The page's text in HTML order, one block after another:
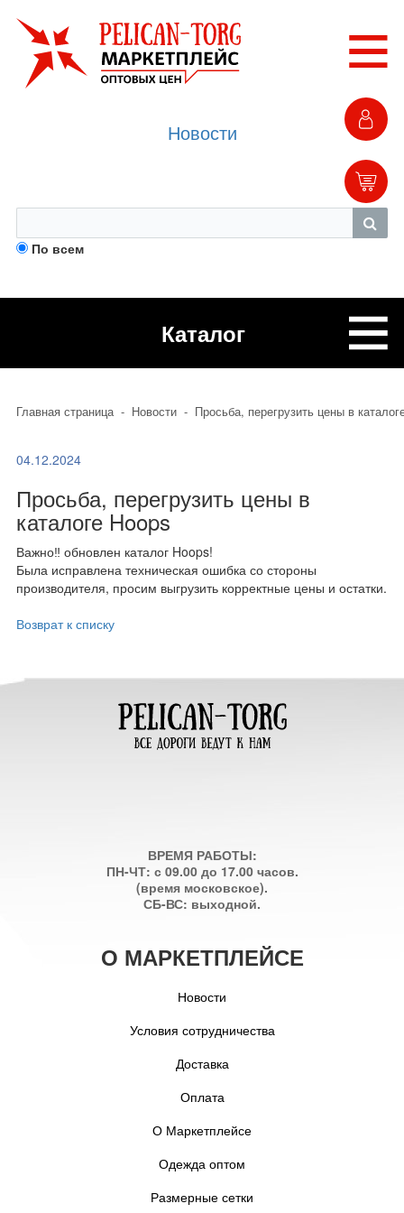
По всем
Новости
Каталог
Главная страница - Новости - Просьба, перегрузить цены в
04.12.2024
Просьба, перегрузить цены в
каталоге Hoops
Важно‼️ обновлен каталог Hoops!
Была исправлена техническая ошибка со стороны
производителя, просим выгрузить корректные цены и остатки.
Возврат к списку
ВРЕМЯ РАБОТЫ:
ПН-ЧТ: с 09.00 до 17.00 часов.
(время московское).
СБ-ВС: выходной.
О МАРКЕТПЛЕЙСЕ
Новости
Условия сотрудничества
Доставка
Оплата
О Маркетплейсе
Одежда оптом
Размерные сетки